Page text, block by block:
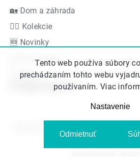
Tento web používa súbory
prechádzaním tohto webu
používaním. Viac
Nastavenie
Odmietnuť
🏡 Dom a záhrada
👍🏻 Kolekcie
🆕 Novinky
Akčná ponuka
Značky
Podporujeme